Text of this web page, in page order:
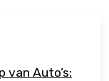
van Auto’s: